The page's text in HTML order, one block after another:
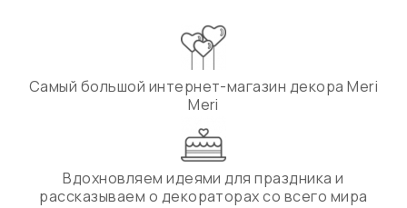
Самый большой интернет-магазин декора Meri
Meri
Вдохновляем идеями для праздника и
рассказываем о декораторах со всего мира